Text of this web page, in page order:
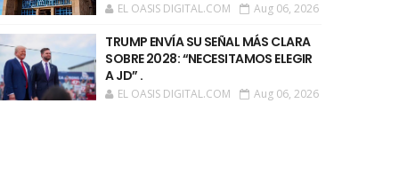
EL OASIS DIGITAL.COM Aug 06, 2026
TRUMP ENVÍA SU SEÑAL MÁS CLARA
SOBRE 2028: “NECESITAMOS ELEGIR
A JD” .
EL OASIS DIGITAL.COM Aug 06, 2026